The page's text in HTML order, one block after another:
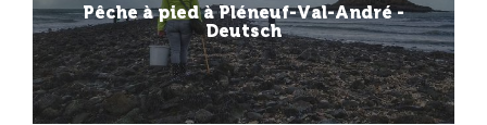
Pêche à pied à Pléneuf-Val-André -
Deutsch